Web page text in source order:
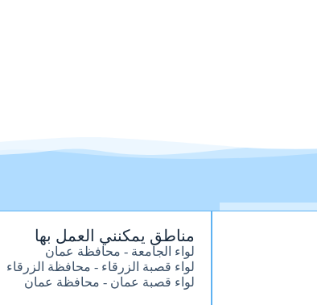
مناطق يمكنني العمل بها
لواء الجامعة - محافظة عمان
لواء قصبة الزرقاء - محافظة الزرقاء
لواء قصبة عمان - محافظة عمان